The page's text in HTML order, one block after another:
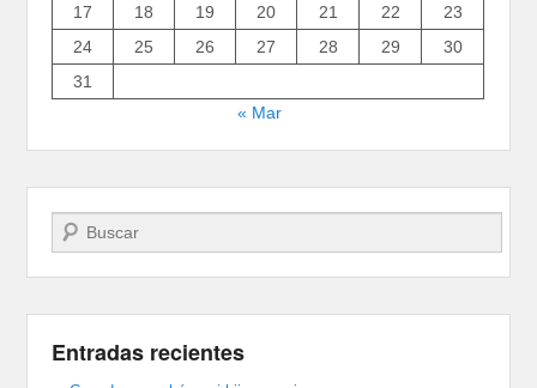
17
18 19 20 21 22
23
24
25 26 27 28 29
30
31
« Mar
Buscar
Entradas recientes